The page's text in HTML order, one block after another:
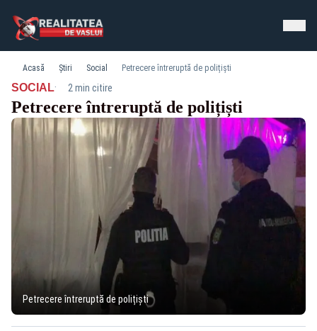
Acasă Știri Social Petrecere întreruptă de polițiști
SOCIAL· 2 min citire
Petrecere întreruptă de polițiști
Petrecere întreruptă de polițiști